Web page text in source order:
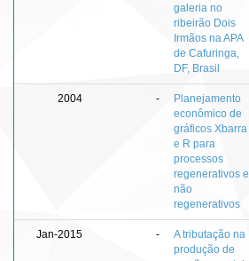
galeria no
ribeirão Dois
Irmãos na APA
de Cafuringa,
DF, Brasil
2004 -
Planejamento
econômico de
gráficos Xbarra
e R para
processos
regenerativos e
não
regenerativos
Jan-2015 -
A tributação na
produção de